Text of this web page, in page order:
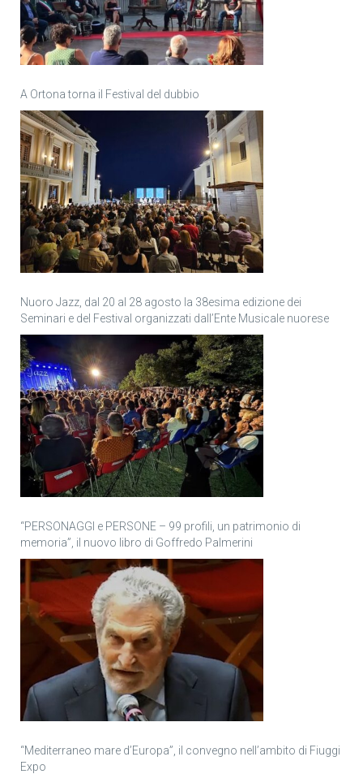
A Ortona torna il Festival del dubbio
Nuoro Jazz, dal 20 al 28 agosto la 38esima edizione dei
Seminari e del Festival organizzati dall’Ente Musicale nuorese
“PERSONAGGI e PERSONE – 99 profili, un patrimonio di
memoria”, il nuovo libro di Goffredo Palmerini
“Mediterraneo mare d’Europa”, il convegno nell’ambito di Fiuggi
Expo